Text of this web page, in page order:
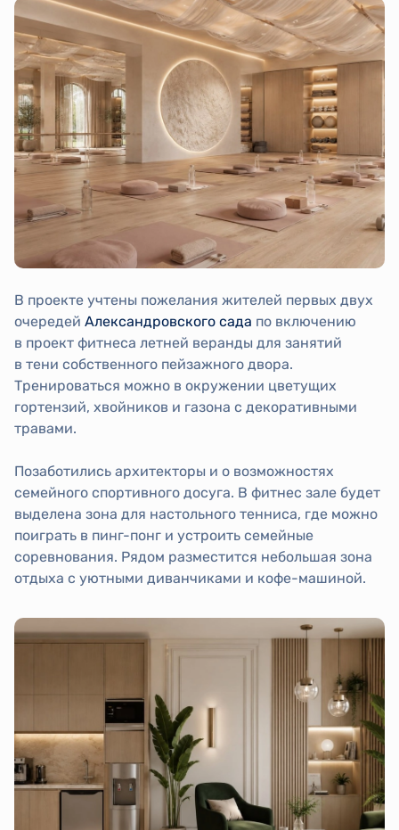
В проекте учтены пожелания жителей первых двух
очередей Александровского сада по включению
в проект фитнеса летней веранды для занятий
в тени собственного пейзажного двора.
Тренироваться можно в окружении цветущих
гортензий, хвойников и газона с декоративными
травами.
Позаботились архитекторы и о возможностях
семейного спортивного досуга. В фитнес зале будет
выделена зона для настольного тенниса, где можно
поиграть в пинг-понг и устроить семейные
соревнования. Рядом разместится небольшая зона
отдыха с уютными диванчиками и кофе-машиной.